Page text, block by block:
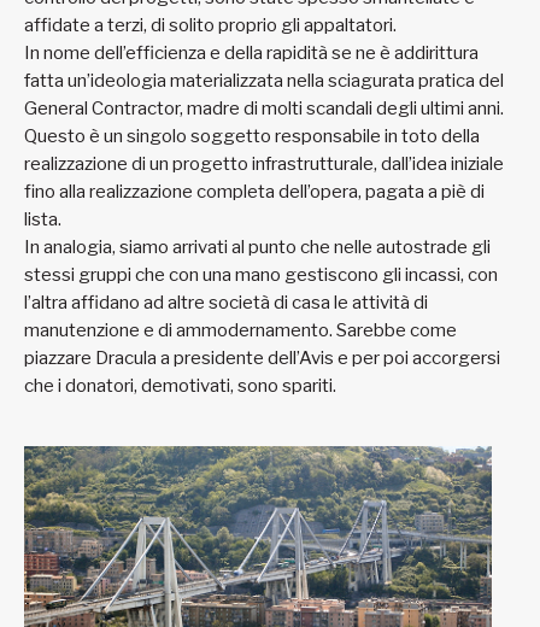
affidate a terzi, di solito proprio gli appaltatori.
In nome dell’efficienza e della rapidità se ne è addirittura
fatta un’ideologia materializzata nella sciagurata pratica del
General Contractor, madre di molti scandali degli ultimi anni.
Questo è un singolo soggetto responsabile in toto della
realizzazione di un progetto infrastrutturale, dall’idea iniziale
fino alla realizzazione completa dell’opera, pagata a piè di
lista.
In analogia, siamo arrivati al punto che nelle autostrade gli
stessi gruppi che con una mano gestiscono gli incassi, con
l’altra affidano ad altre società di casa le attività di
manutenzione e di ammodernamento. Sarebbe come
piazzare Dracula a presidente dell’Avis e per poi accorgersi
che i donatori, demotivati, sono spariti.